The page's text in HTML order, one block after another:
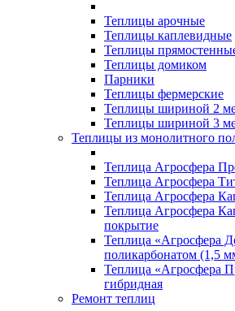
Теплицы арочные
Теплицы каплевидные
Теплицы
Теплицы домиком
Парники
Теплицы фермерские
Теплицы шириной 2
Теплицы шириной 3
Теплицы из монолитного
Теплица Агросфера
Теплица Агросфера
Теплица Агросфера
Теплица Агросфера
покрытие
Теплица «Агросфера
поликарбонатом (1,5
Теплица «Агросфера
гибридная
Ремонт теплиц